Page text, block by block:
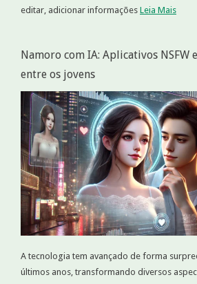
editar, adicionar informações Leia Mais
Namoro com IA: Aplicativos NSFW
entre os jovens
A tecnologia tem avançado de forma
últimos anos, transformando diversos